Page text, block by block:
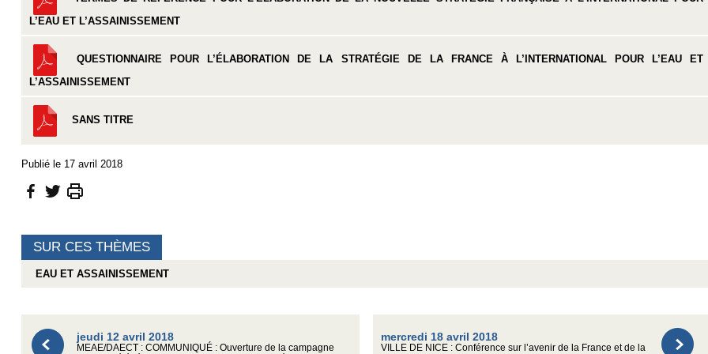
L’EAU ET L’ASSAINISSEMENT
QUESTIONNAIRE POUR L’ÉLABORATION DE LA STRATÉGIE DE LA FRANCE À L’INTERNATIONAL POUR L’EAU ET
L’ASSAINISSEMENT
SANS TITRE
Publié le 17 avril 2018
SUR CES THÈMES
EAU ET ASSAINISSEMENT
jeudi 12 avril 2018
MEAE/DAECT : COMMUNIQUÉ : Ouverture de la campagne
mercredi 18 avril 2018
VILLE DE NICE : Conférence sur l’avenir de la France et de la